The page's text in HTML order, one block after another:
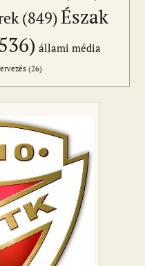
(849)Észak
állami média
(26)